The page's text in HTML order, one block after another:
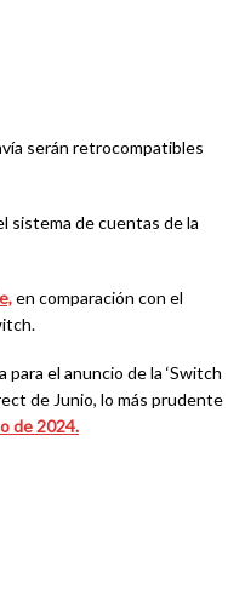
serán retrocompatibles
sistema de cuentas de la
en comparación con el
el anuncio de la ‘Switch
de Junio, lo más prudente
de 2024.